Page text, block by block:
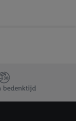
bedenktijd